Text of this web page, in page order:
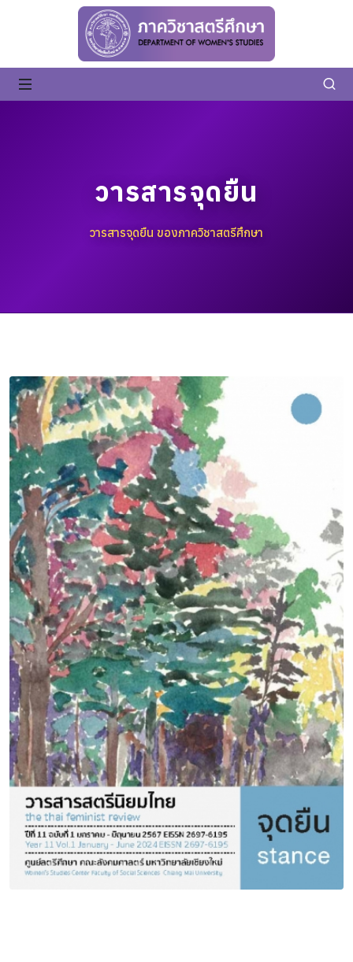
วารสารจุดยืน
วารสารจุดยืน ของภาควิชาสตรีศึกษา